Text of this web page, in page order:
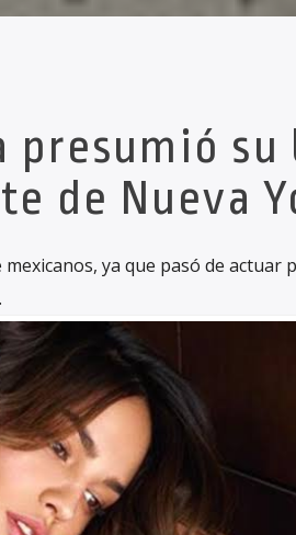
presumió su
de Nueva
ya que pasó de actuar